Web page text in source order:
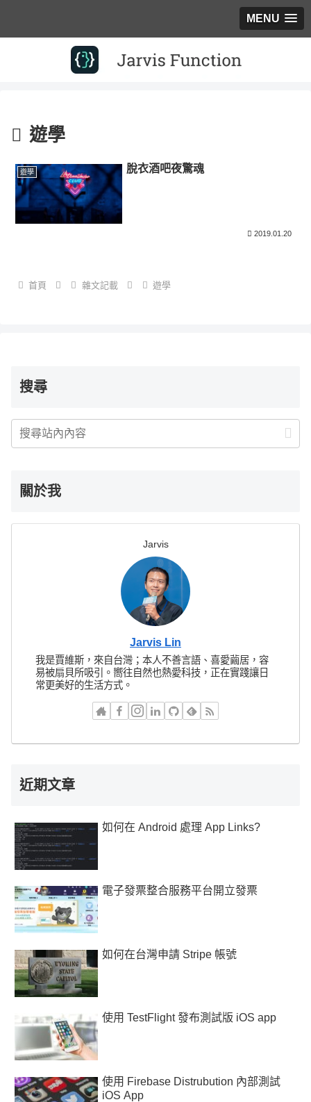
MENU
遊學
遊學 脫衣酒吧夜驚魂
2019.01.20
首頁 雜文記載 遊學
搜尋
關於我
Jarvis
Jarvis Lin
我是賈維斯，來自台灣；本人不善言語、喜愛繭居，容
易被扇貝所吸引。嚮往自然也熱愛科技，正在實踐讓日
常更美好的生活方式。
近期文章
如何在 Android 處理 App Links?
電子發票整合服務平台開立發票
如何在台灣申請 Stripe 帳號
使用 TestFlight 發布測試版 iOS app
使用 Firebase Distrubution 內部測試
iOS App